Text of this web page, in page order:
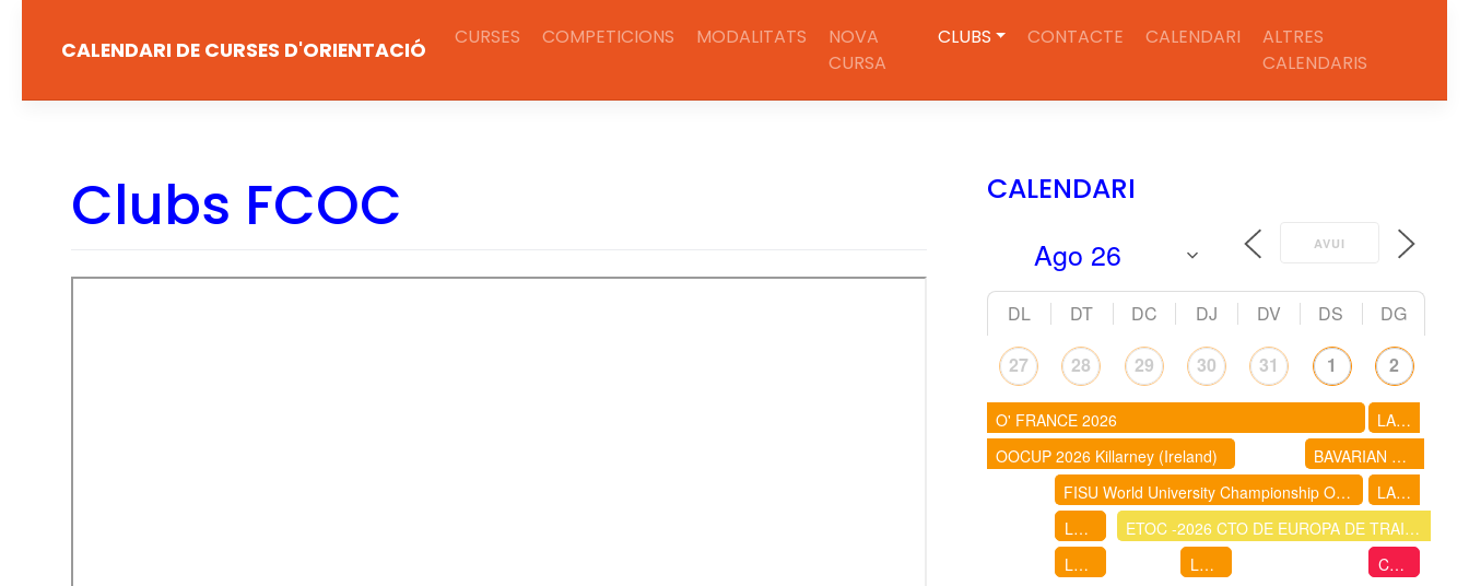
CALENDARI DE CURSES D'ORIENTACIÓ
CURSES COMPETICIONS MODALITATS
NOVA
CURSA
CLUBS CONTACTE CALENDARI
ALTRES
CALENDARIS
Clubs FCOC CALENDARI
AVUI
DL DT DC DJ DV DS DG
27
O' FRANCE 2026
OOCUP 2026 Killarney (Ireland)
28
FISU World University Championship Orienteering
LLIGA D'ESTIU DE CURSES D'ORIENTACIÓ 2026- IGUALADA: BARRI DE FÀTIMA
LLIGA D'ESTIU 2026 - HOSTALRIC
29
ETOC -2026 CTO DE EUROPA DE TRAIL - O
30
LLIGA D'ESTIU 2026 - CALDES DE MALAVELLA
31 1
BAVARIAN FOREST 5 DAYS 2026 (ALEMANIA)
2
LAKES 5 DAYS - UK
LAKES 5 DAYS - UK
Cursa d'orientació de la Festa Major de La Garriga